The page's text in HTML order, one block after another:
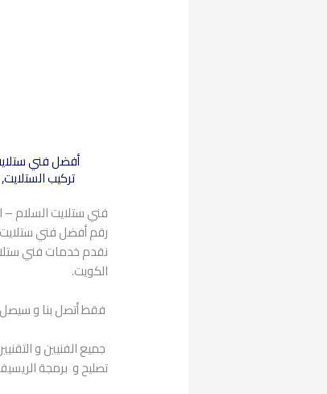
أفضل فني
تركيب الستلايت,
فني ستلايت السلام
رقم أفضل فني ستلايت
نقدم خدمات فني
الكويت.
فقط أتصل بنا و
جميع الفنيين و
تصليح و برمجة